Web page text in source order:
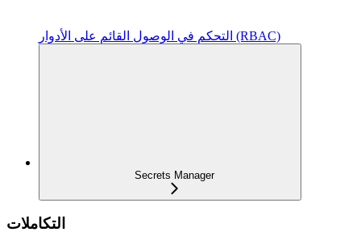
التحكم في الوصول القائم على الأدوار (RBAC)
Secrets Manager
التكاملات